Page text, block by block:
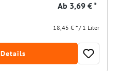
Ab 3,69 € *
18,45 € * / 1 Liter
Details